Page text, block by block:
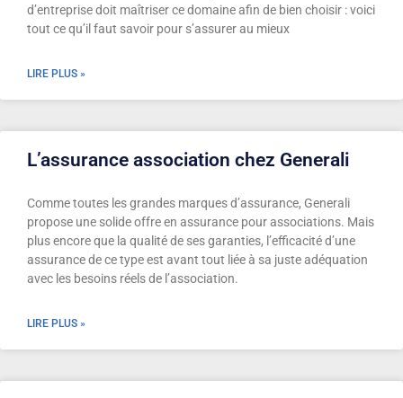
d’entreprise doit maîtriser ce domaine afin de bien choisir : voici
tout ce qu’il faut savoir pour s’assurer au mieux
LIRE PLUS »
L’assurance association chez Generali
Comme toutes les grandes marques d’assurance, Generali
propose une solide offre en assurance pour associations. Mais
plus encore que la qualité de ses garanties, l’efficacité d’une
assurance de ce type est avant tout liée à sa juste adéquation
avec les besoins réels de l’association.
LIRE PLUS »